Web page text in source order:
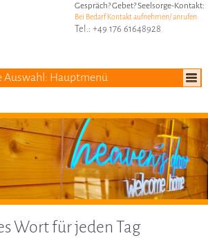
Gespräch? Gebet? Seelsorge-Kontakt:
Bei Bedarf Kontakt aufnehmen/ anrufen:
Tel.: +49 176 61648928
Auswahl: Hauptmenü
Wort für jeden Tag